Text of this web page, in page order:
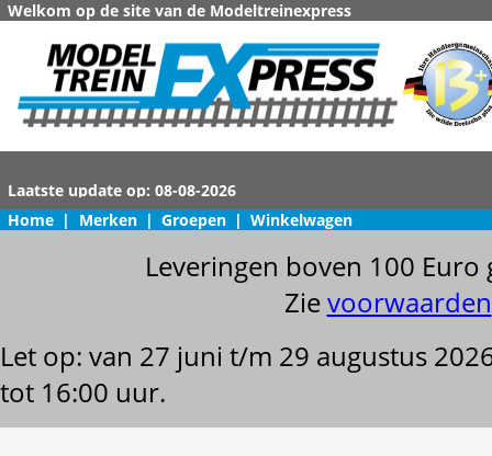
Welkom op de site van de Modeltreinexpress
Home | Merken | Groepen | Winkelwagen
Leveringen boven 100
Zievoorwaarden
Let op: van 27 juni t/m 29 augustus
tot 16:00 uur.